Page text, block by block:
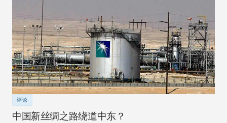
判的一些已知信息以及目前已经成型的协议内容。
评论
中国新丝绸之路绕道中东？